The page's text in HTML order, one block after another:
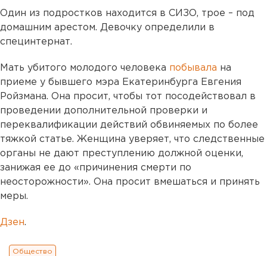
Один из подростков находится в СИЗО, трое – под
домашним арестом. Девочку определили в
специнтернат.
Мать убитого молодого человека побывала на
приеме у бывшего мэра Екатеринбурга Евгения
Ройзмана. Она просит, чтобы тот посодействовал в
проведении дополнительной проверки и
переквалификации действий обвиняемых по более
тяжкой статье. Женщина уверяет, что следственные
органы не дают преступлению должной оценки,
занижая ее до «причинения смерти по
неосторожности». Она просит вмешаться и принять
меры.
Дзен.
Общество